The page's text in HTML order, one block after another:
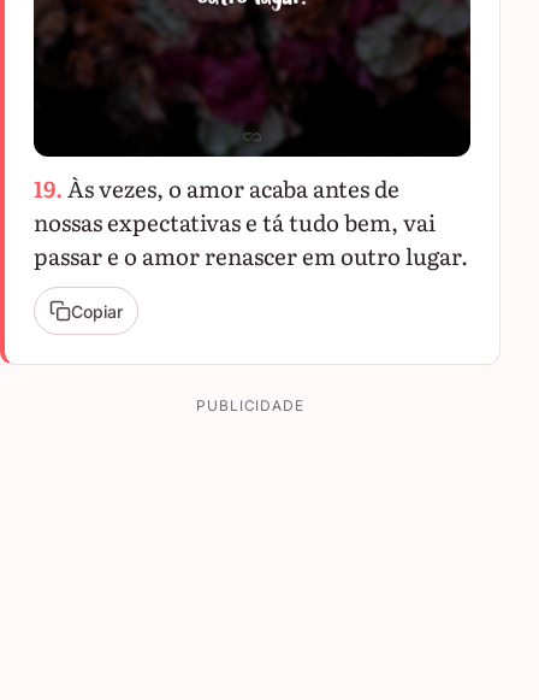
19.Às vezes, o amor acaba antes de
nossas expectativas e tá tudo bem, vai
passar e o amor renascer em outro lugar.
Copiar
PUBLICIDADE